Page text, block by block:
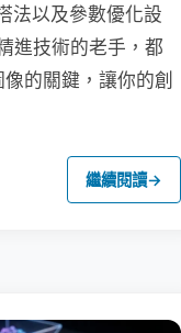
法以及參數優化設
進技術的老手，都
的關鍵，讓你的創
繼續閱讀→